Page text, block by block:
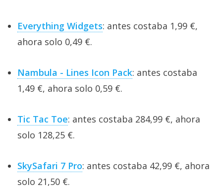
Everything Widgets: antes costaba 1,99 €,
ahora solo 0,49 €.
Nambula - Lines Icon Pack: antes costaba
1,49 €, ahora solo 0,59 €.
Tic Tac Toe: antes costaba 284,99 €, ahora
solo 128,25 €.
SkySafari 7 Pro: antes costaba 42,99 €, ahora
solo 21,50 €.